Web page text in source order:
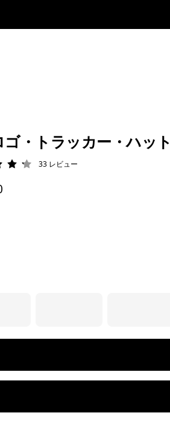
ゴ・トラッカー・ハット
価: 4.2 / 5
33 レビュー